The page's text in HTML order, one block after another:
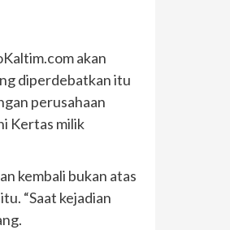
akan
diperdebatkan itu
perusahaan
Kertas milik
kembali bukan atas
“Saat kejadian